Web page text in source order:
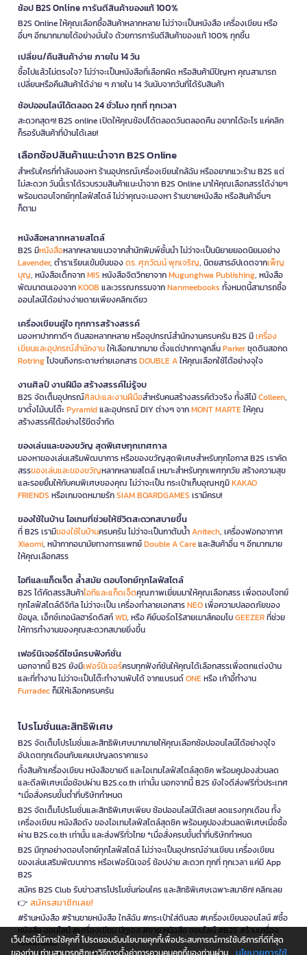
ช้อป B2S Online การันตีสินค้าของแท้ 100%
B2S Online ให้คุณเลือกซื้อสินค้าหลากหลาย ไม่ว่าจะเป็นหนังสือ เครื่องเขียน หรือ
อื่นๆ อีกมากมายได้อย่างมั่นใจ ด้วยการการันตีสินค้าของแท้ 100% ทุกชิ้น
เปลี่ยน/คืนสินค้าง่าย ภายใน 14 วัน
ซื้อไปแล้วไม่ตรงใจ? ไม่ว่าจะเป็นหนังสือที่เลือกผิด หรือสินค้ามีปัญหา คุณสามารถ
เปลี่ยนหรือคืนสินค้าได้ง่าย ๆ ภายใน 14 วันนับจากวันที่ได้รับสินค้า
ช้อปออนไลน์ได้ตลอด 24 ชั่วโมง ทุกที่ ทุกเวลา
สะดวกสุดๆ! B2S online เปิดให้คุณช้อปได้ตลอดวันตลอดคืน อยากได้อะไร แค่คลิก
ก็รอรับสินค้าที่บ้านได้เลย!
เลือกช้อปสินค้าแนะนำจาก B2S Online
สำหรับใครที่กำลังมองหา ร้านอุปกรณ์เครื่องเขียนใกล้ฉัน หรืออยากแวะร้าน B2S แต่
ไม่สะดวก วันนี้เราได้รวบรวมสินค้าแนะนำจาก B2S Online มาให้คุณเลือกสรรได้ง่ายๆ
พร้อมตอบโจทย์ทุกไลฟ์สไตล์ ไม่ว่าคุณจะมองหา ร้านขายหนังสือ หรือสินค้าอื่นๆ
ก็ตาม
หนังสือหลากหลายสไตล์
B2S มีหนังสือหลากหลายแนวจากสำนักพิมพ์ชั้นนำ ไม่ว่าจะเป็นนิยายยอดนิยมอย่าง
Lavender, ตำราเรียนเข้มข้นของดร. ศุภวัฒน์ พุกเจริญ, นิตยสารอัปเดตจากเพ็ญ
บุญ, หนังสือเด็กจากMIS หนังสือจิตวิทยาจากMugunghwa Publishing, หนังสือ
พัฒนาตนเองจากKOOB และวรรณกรรมจากNanmeebooks ทั้งหมดนี้สามารถซื้อ
ออนไลน์ได้อย่างง่ายดายเพียงคลิกเดียว
เครื่องเขียนคู่ใจ ทุกการสร้างสรรค์
มองหาปากกาดีๆ ดินสอหลากหลาย หรืออุปกรณ์สำนักงานครบครัน B2S มีเครื่อง
เขียนและอุปกรณ์สำนักงานให้เลือกมากมาย ตั้งแต่ปากกาลูกลื่นParkerชุดดินสอกด
Rotringไปจนถึงกระดาษถ่ายเอกสารDOUBLE Aให้คุณเลือกใช้ได้อย่างจุใจ
งานศิลป์ งานฝีมือ สร้างสรรค์ไม่รู้จบ
B2S จัดเต็มอุปกรณ์ศิลปะและงานฝีมือสำหรับคนสร้างสรรค์ตัวจริง ทั้งสีไม้Colleen,
ขาตั้งไม้บนโต๊ะPyramidและอุปกรณ์ DIY ต่างๆ จากMONT MARTEให้คุณ
สร้างสรรค์ได้อย่างไร้ขีดจำกัด
ของเล่นและของขวัญ สุดพิเศษทุกเทศกาล
มองหาของเล่นเสริมพัฒนาการ หรือของขวัญสุดพิเศษสำหรับทุกโอกาส B2S เราคัด
สรรของเล่นและของขวัญหลากหลายสไตล์ เหมาะสำหรับทุกเพศทุกวัย สร้างความสุข
และรอยยิ้มให้กับคนพิเศษของคุณ ไม่ว่าจะเป็น กระเป๋าเก็บอุณหภูมิKAKAO
FRIENDS หรือเกมจดหมายรักSIAM BOARDGAMES เรามีครบ!
ของใช้ในบ้าน ไอเทมที่ช่วยให้ชีวิตสะดวกสบายขึ้น
ที่ B2S เรามีของใช้ในบ้านครบครัน ไม่ว่าจะเป็นกาต้มน้ำAnitech, เครื่องฟอกอากาศ
Xiaomi, หน้ากากอนามัยทางการแพทย์Double A Careและสินค้าอื่น ๆ อีกมากมาย
ให้คุณเลือกสรร
ไอทีและแก็ดเจ็ต ล้ำสมัย ตอบโจทย์ทุกไลฟ์สไตล์
B2S ได้คัดสรรสินค้าไอทีและแก็ดเจ็ตคุณภาพเยี่ยมมาให้คุณเลือกสรร เพื่อตอบโจทย์
ทุกไลฟ์สไตล์ดิจิทัล ไม่ว่าจะเป็น เครื่องทำลายเอกสารNEOเพื่อความปลอดภัยของ
ข้อมูล, เอ็กซ์เทอนัลฮาร์ดดิสก์WD, หรือ คีย์บอร์ดไร้สายเมาส์คอมโบGEEZERที่ช่วย
ให้การทำงานของคุณสะดวกสบายยิ่งขึ้น
เฟอร์นิเจอร์ดีไซน์ครบฟังก์ชั่น
นอกจากนี้ B2S ยังมีเฟอร์นิเจอร์ครบทุกฟังก์ชันให้คุณได้เลือกสรรเพื่อตกแต่งบ้าน
และที่ทำงาน ไม่ว่าจะเป็นโต๊ะทำงานพับได้ จากแบรนด์ONEหรือ เก้าอี้ทำงาน
Furradecก็มีให้เลือกครบครัน
โปรโมชั่นและสิทธิพิเศษ
B2S จัดเต็มโปรโมชั่นและสิทธิพิเศษมากมายให้คุณเลือกช้อปออนไลน์ได้อย่างจุใจ
อัปเดตทุกเดือนกับแคมเปญลดราคาแรง
ทั้งสินค้าเครื่องเขียน หนังสือขายดี และไอเทมไลฟ์สไตล์สุดชิค พร้อมคูปองส่วนลด
และดีลพิเศษเมื่อช้อปผ่าน B2S.co.th เท่านั้น นอกจากนี้ B2S ยังใจดีส่งฟรีทั่วประเทศ
*เมื่อสั่งครบขั้นต่ำที่บริษัทกำหนด
B2S จัดเต็มโปรโมชั่นและสิทธิพิเศษเพียบ ช้อปออนไลน์ได้เลย! ลดแรงทุกเดือน ทั้ง
เครื่องเขียน หนังสือดัง ของไอเทมไลฟ์สไตล์สุดชิค พร้อมคูปองส่วนลดพิเศษเมื่อซื้อ
ผ่าน B2S.co.th เท่านั้น และส่งฟรีทั่วไทย *เมื่อสั่งครบขั้นต่ำที่บริษัทกำหนด
B2S มีทุกอย่างตอบโจทย์ทุกไลฟ์สไตล์ ไม่ว่าจะเป็นอุปกรณ์อ่านเขียน เครื่องเขียน
ของเล่นเสริมพัฒนาการ หรือเฟอร์นิเจอร์ ช้อปง่าย สะดวก ทุกที่ ทุกเวลา แค่มี App
B2S
สมัคร B2S Club รับข่าวสารโปรโมชั่นก่อนใคร และสิทธิพิเศษเฉพาะสมาชิก! คลิกเลย
👉 สมัครสมาชิกเลย!
#ร้านหนังสือ #ร้านขายหนังสือ ใกล้ฉัน #กระเป๋าใส่ดินสอ #เครื่องเขียนออนไลน์ #ซื้อ
หนังสือ ออนไลน์ #เครื่องเขียน บีทูเอส #ขาย หนังสือ ออนไลน์ #B2S #ร้านเครื่อง
เขียนใกล้ฉัน
เว็บไซต์นี้มีการใช้คุกกี้ โปรดยอมรับนโยบายคุกกี้เพื่อประสบการณ์การใช้บริการที่ดีที่สุด